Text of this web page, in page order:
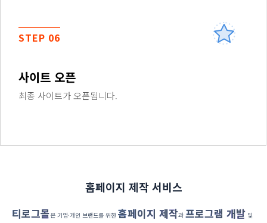
STEP 06
사이트 오픈
최종 사이트가 오픈됩니다.
홈페이지 제작 서비스
티로그몰은 기업·개인 브랜드를 위한 홈페이지 제작과 프로그램 개발 및